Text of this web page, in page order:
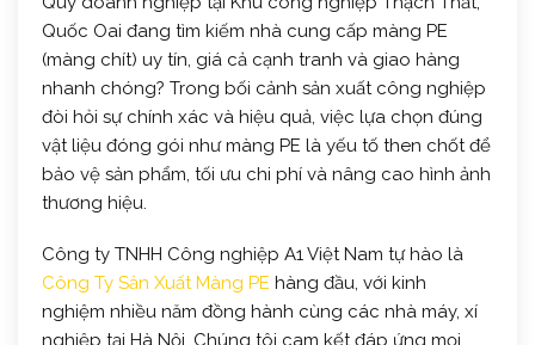
Quốc Oai đang tìm kiếm nhà cung cấp màng PE
(màng chít) uy tín, giá cả cạnh tranh và giao hàng
nhanh chóng? Trong bối cảnh sản xuất công nghiệp
đòi hỏi sự chính xác và hiệu quả, việc lựa chọn đúng
vật liệu đóng gói như màng PE là yếu tố then chốt để
bảo vệ sản phẩm, tối ưu chi phí và nâng cao hình ảnh
thương hiệu.
Công ty TNHH Công nghiệp A1 Việt Nam tự hào là
Công Ty Sản Xuất Màng PE hàng đầu, với kinh
nghiệm nhiều năm đồng hành cùng các nhà máy, xí
nghiệp tại Hà Nội. Chúng tôi cam kết đáp ứng mọi